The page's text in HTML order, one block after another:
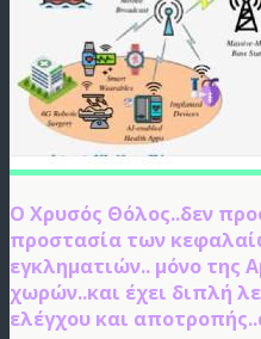
Ο Xρυσός Θόλος..δεν
προστασία των
εγκληματιών.. μόνο της
χωρών..και έχει διπλή
ελέγχου και